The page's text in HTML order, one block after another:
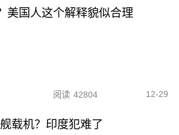
美国人这个解释貌似合理
阅读 42804 12-29
载机？印度犯难了